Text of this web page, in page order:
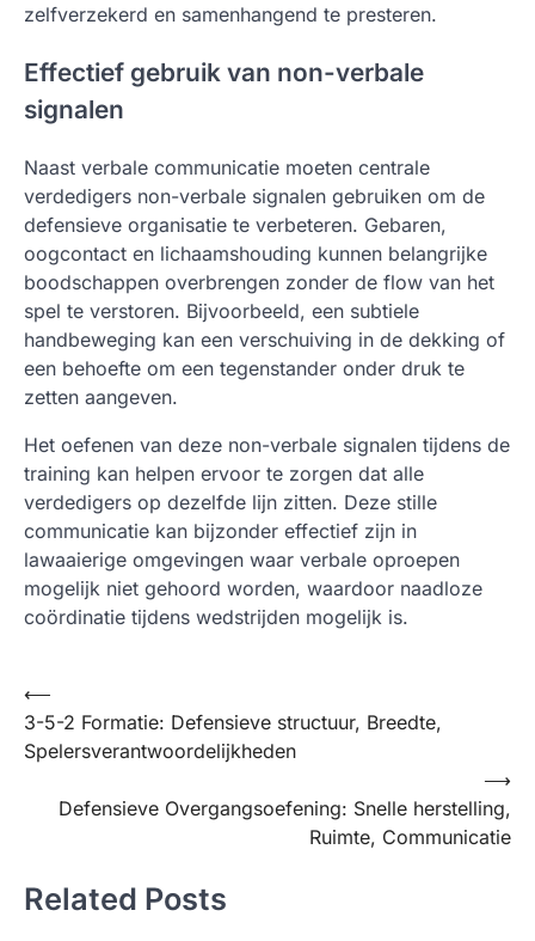
zelfverzekerd en samenhangend te presteren.
Effectief gebruik van non-verbale
signalen
Naast verbale communicatie moeten centrale
verdedigers non-verbale signalen gebruiken om de
defensieve organisatie te verbeteren. Gebaren,
oogcontact en lichaamshouding kunnen belangrijke
boodschappen overbrengen zonder de flow van het
spel te verstoren. Bijvoorbeeld, een subtiele
handbeweging kan een verschuiving in de dekking of
een behoefte om een tegenstander onder druk te
zetten aangeven.
Het oefenen van deze non-verbale signalen tijdens de
training kan helpen ervoor te zorgen dat alle
verdedigers op dezelfde lijn zitten. Deze stille
communicatie kan bijzonder effectief zijn in
lawaaierige omgevingen waar verbale oproepen
mogelijk niet gehoord worden, waardoor naadloze
coördinatie tijdens wedstrijden mogelijk is.
Post
navigation
⟵
3-5-2 Formatie: Defensieve structuur, Breedte,
Spelersverantwoordelijkheden
Defensieve Overgangsoefening: Snelle herstelling,
Ruimte, Communicatie
⟶
Related Posts